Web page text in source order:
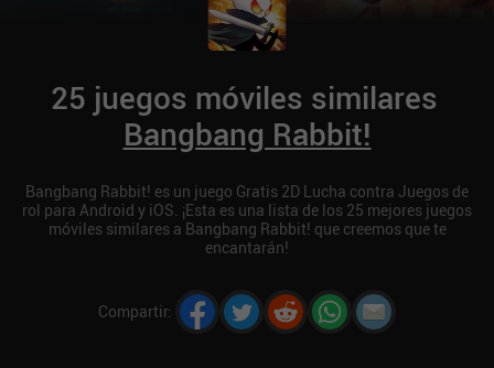
25 juegos móviles similares
Bangbang Rabbit!
Bangbang Rabbit! es un juego Gratis 2D Lucha contra Juegos de
rol para Android y iOS. ¡Esta es una lista de los 25 mejores juegos
móviles similares a Bangbang Rabbit! que creemos que te
encantarán!
Compartir: